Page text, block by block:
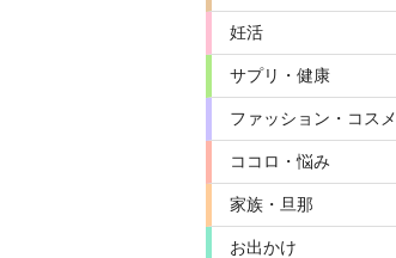
妊活
サプリ・健康
ファッション・コスメ
ココロ・悩み
家族・旦那
お出かけ